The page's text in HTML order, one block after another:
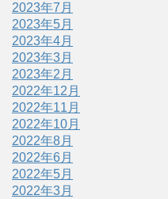
2023年7月
2023年5月
2023年4月
2023年3月
2023年2月
2022年12月
2022年11月
2022年10月
2022年8月
2022年6月
2022年5月
2022年3月